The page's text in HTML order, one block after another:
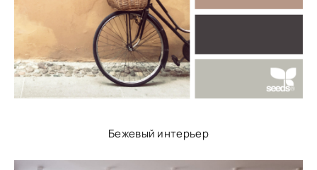
Бежевый интерьер